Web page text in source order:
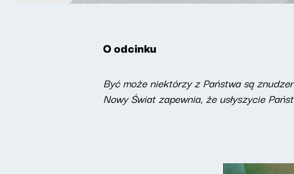
O odcinku
Być może niektórzy z Państwa są
Nowy Świat zapewnia, że usłyszycie